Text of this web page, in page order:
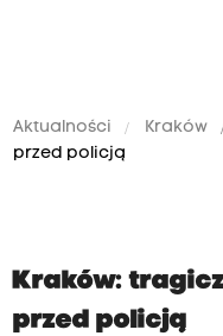
Aktualności Kraków
przed policją
Kraków:
przed policją